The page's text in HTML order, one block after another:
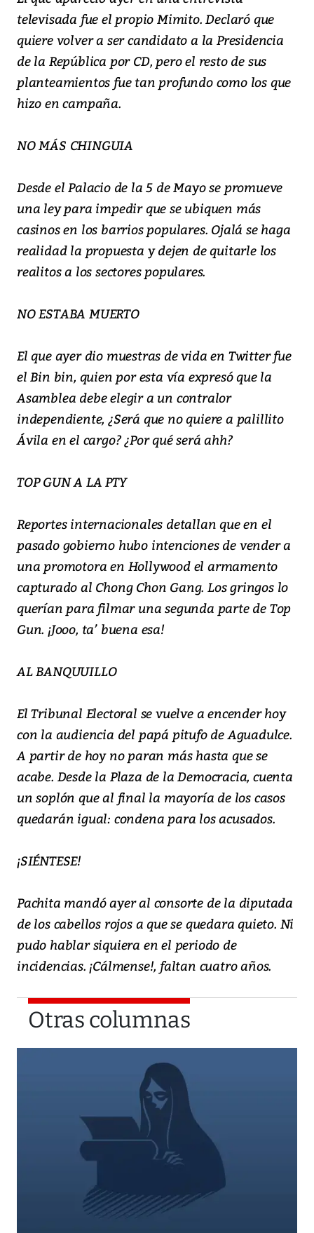
televisada fue el propio Mimito. Declaró que
quiere volver a ser candidato a la Presidencia
de la República por CD, pero el resto de sus
planteamientos fue tan profundo como los que
hizo en campaña.
NO MÁS CHINGUIA
Desde el Palacio de la 5 de Mayo se promueve
una ley para impedir que se ubiquen más
casinos en los barrios populares. Ojalá se haga
realidad la propuesta y dejen de quitarle los
realitos a los sectores populares.
NO ESTABA MUERTO
El que ayer dio muestras de vida en Twitter fue
el Bin bin, quien por esta vía expresó que la
Asamblea debe elegir a un contralor
independiente, ¿Será que no quiere a palillito
Ávila en el cargo? ¿Por qué será ahh?
TOP GUN A LA PTY
Reportes internacionales detallan que en el
pasado gobierno hubo intenciones de vender a
una promotora en Hollywood el armamento
capturado al Chong Chon Gang. Los gringos lo
querían para filmar una segunda parte de Top
Gun. ¡Jooo, ta’ buena esa!
AL BANQUUILLO
El Tribunal Electoral se vuelve a encender hoy
con la audiencia del papá pitufo de Aguadulce.
A partir de hoy no paran más hasta que se
acabe. Desde la Plaza de la Democracia, cuenta
un soplón que al final la mayoría de los casos
quedarán igual: condena para los acusados.
¡SIÉNTESE!
Pachita mandó ayer al consorte de la diputada
de los cabellos rojos a que se quedara quieto. Ni
pudo hablar siquiera en el periodo de
incidencias. ¡Cálmense!, faltan cuatro años.
Otras columnas